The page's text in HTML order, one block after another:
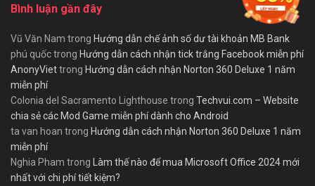
Bình luận gần đây
Vũ Văn Nam trong Hướng dẫn chế ảnh số dư tài khoản MB Bank
phú quốctrong Hướng dẫn cách nhận tick trắng Facebook miễn phí
AnonyViettrong Hướng dẫn cách nhận Norton 360 Deluxe 1 năm
miễn phí
Colonia del Sacramento Lighthouse trong Techvui.com – Website
chia sẻ các Mod Game miễn phí dành cho Android
ta van hoan trong Hướng dẫn cách nhận Norton 360 Deluxe 1 năm
miễn phí
Nghia Pham trong
Làm thế nào để mua Microsoft Office 2024 mới
nhất với chi phí tiết kiệm?